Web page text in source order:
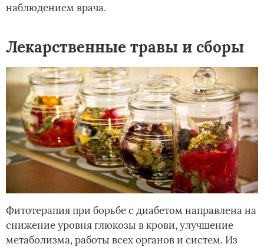
наблюдением врача.
Лекарственные травы и сборы
Фитотерапия при борьбе с диабетом направлена на
снижение уровня глюкозы в крови, улучшение
метаболизма, работы всех органов и систем. Из